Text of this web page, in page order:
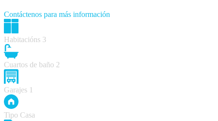
Contáctenos para más información
Habitacións 3
Cuartos de baño 2
Garajes 1
Tipo Casa